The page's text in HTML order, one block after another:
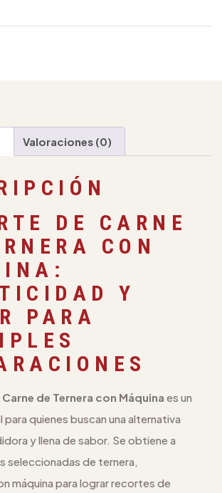
Valoraciones (0)
DE CARNE
CON
Y
PARA
de Ternera con Máquina es un
quienes buscan una alternativa
y llena de sabor. Se obtiene a
seleccionadas de ternera,
máquina para lograr recortes de